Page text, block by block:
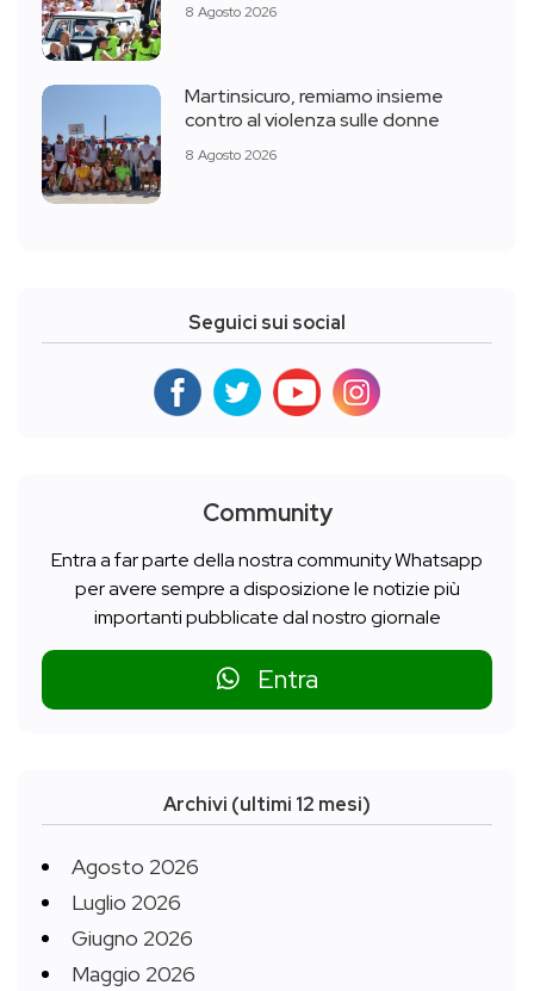
8 Agosto 2026
Martinsicuro, remiamo insieme
contro al violenza sulle donne
8 Agosto 2026
Seguici sui social
Community
Entra a far parte della nostra community Whatsapp
per avere sempre a disposizione le notizie più
importanti pubblicate dal nostro giornale
Entra
Archivi (ultimi 12 mesi)
Agosto 2026
Luglio 2026
Giugno 2026
Maggio 2026